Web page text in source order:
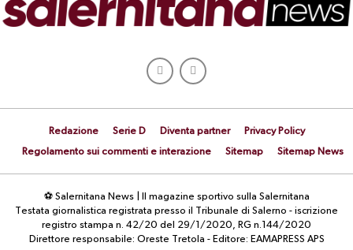
Redazione Serie D Diventa partner
Privacy Policy
Regolamento sui commenti e interazione
Sitemap Sitemap News
⚽ Salernitana News | Il magazine sportivo sulla Salernitana
Testata giornalistica registrata presso il Tribunale di Salerno - iscrizione
registro stampa n. 42/20 del 29/1/2020, RG n.144/2020
Direttore responsabile: Oreste Tretola - Editore: EAMAPRESS APS